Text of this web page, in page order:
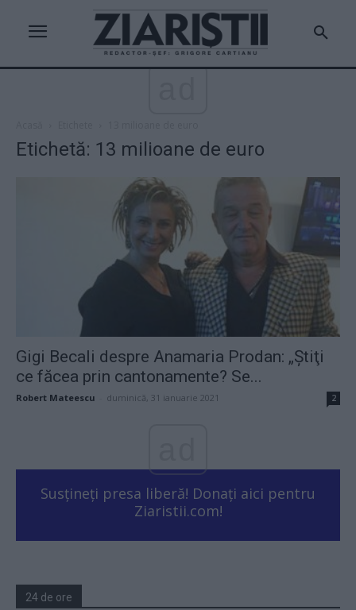
Etichetă: 13 milioane de euro
Gigi Becali despre Anamaria Prodan: „Ştiţi
ce făcea prin cantonamente? Se...
Robert Mateescu duminică, 31 ianuarie 2021 2
Susțineți presa liberă! Donați aici pentru
Ziaristii.com!
24 de ore